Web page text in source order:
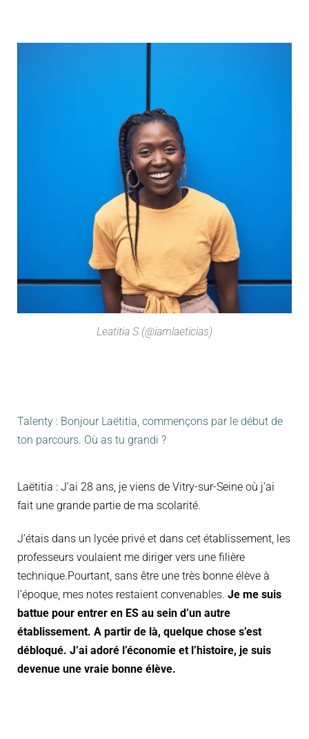
Leatitia S (@iamlaeticias)
Talenty : Bonjour Laëtitia, commençons par le début de
ton parcours. Où as tu grandi ?
Laëtitia : J’ai 28 ans, je viens de Vitry-sur-Seine où j’ai
fait une grande partie de ma scolarité.
J’étais dans un lycée privé et dans cet établissement, les
professeurs voulaient me diriger vers une filière
technique.Pourtant, sans être une très bonne élève à
l’époque, mes notes restaient convenables. Je me suis
battue pour entrer en ES au sein d’un autre
établissement. A partir de là, quelque chose s’est
débloqué. J’ai adoré l’économie et l’histoire, je suis
devenue une vraie bonne élève.